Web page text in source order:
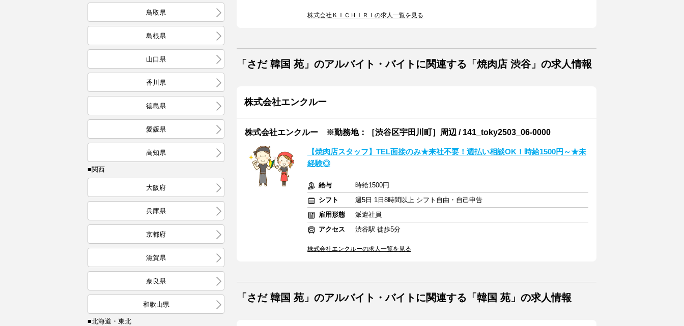
鳥取県
島根県
山口県
香川県
徳島県
愛媛県
高知県
■関西
大阪府
兵庫県
京都府
滋賀県
奈良県
和歌山県
■北海道・東北
株式会社ＫＩＣＨＩＲＩの求人一覧を見る
「さだ 韓国 苑」のアルバイト・バイトに関連する「焼肉店 渋谷」の求人情報
株式会社エンクルー
株式会社エンクルー ※勤務地：［渋谷区宇田川町］周辺 / 141_toky2503_06-0000
【焼肉店スタッフ】TEL面接のみ★来社不要！週払い相談OK！時給1500円～★未
経験◎
給与
時給1500円
シフト
週5日 1日8時間以上 シフト自由・自己申告
雇用形態
派遣社員
アクセス
渋谷駅 徒歩5分
株式会社エンクルーの求人一覧を見る
「さだ 韓国 苑」のアルバイト・バイトに関連する「韓国 苑」の求人情報